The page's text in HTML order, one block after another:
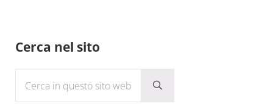
Sidebar
Cerca nel sito
Submit search